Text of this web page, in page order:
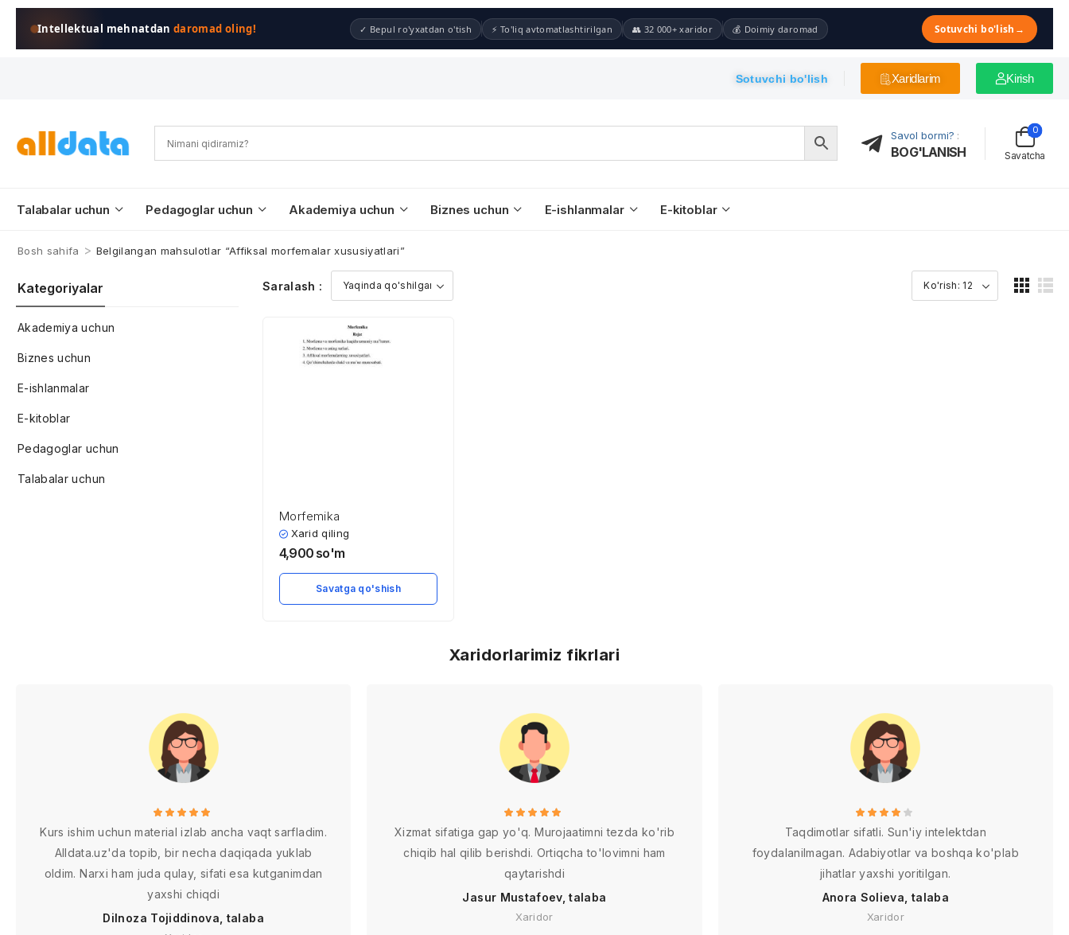
Intellektual mehnatdandaromad oling! ✓ Bepul ro'yxatdan o'tish ⚡ To'liq avtomatlashtirilgan 👥 32 000+ xaridor 💰 Doimiy daromad Sotuvchi bo'lish →
Sotuvchi bo'lish Xaridlarim Kirish
Savol bormi? :
BOG'LANISH Savatcha
0
Talabalar uchun Pedagoglar uchun Akademiya uchun Biznes uchun E-ishlanmalar E-kitoblar
Bosh sahifa > Belgilangan mahsulotlar “Affiksal morfemalar xususiyatlari”
Kategoriyalar
Akademiya uchun
Biznes uchun
E-ishlanmalar
E-kitoblar
Pedagoglar uchun
Talabalar uchun
Saralash :
Mоrfеmikа
Xarid qiling
4,900 so'm
Savatga qo'shish
Xaridorlarimiz fikrlari
Kurs ishim uchun material izlab ancha vaqt sarfladim.
Alldata.uz'da topib, bir necha daqiqada yuklab
oldim. Narxi ham juda qulay, sifati esa kutganimdan
yaxshi chiqdi
Dilnoza Tojiddinova, talaba
Xizmat sifatiga gap yo'q. Murojaatimni tezda ko'rib
chiqib hal qilib berishdi. Ortiqcha to'lovimni ham
qaytarishdi
Jasur Mustafoev, talaba
Xaridor
Taqdimotlar sifatli. Sun'iy intelektdan
foydalanilmagan. Adabiyotlar va boshqa ko'plab
jihatlar yaxshi yoritilgan.
Anora Solieva, talaba
Xaridor